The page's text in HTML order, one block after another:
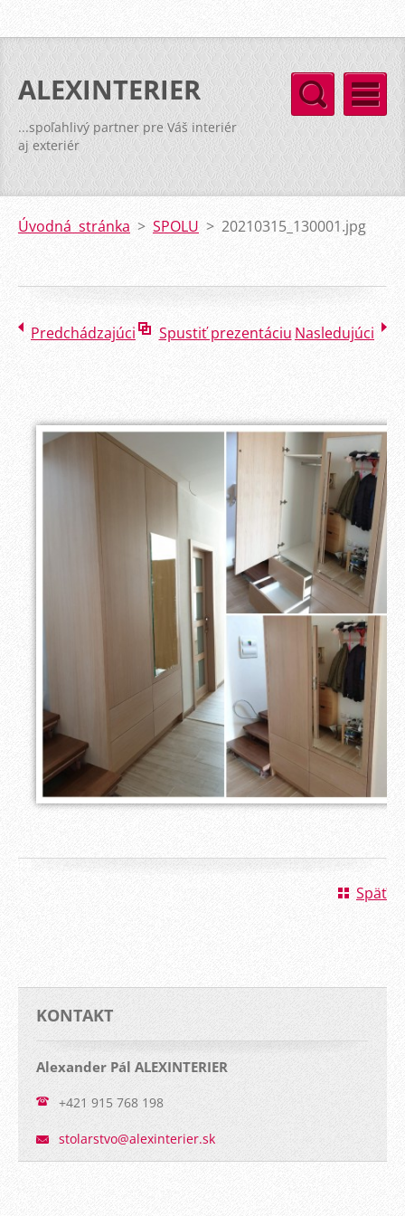
ALEXINTERIER
...spoľahlivý partner pre Váš interiér
aj exteriér
Úvodná stránka > SPOLU > 20210315_130001.jpg
Predchádzajúci Spustiť prezentáciu Nasledujúci
Späť
KONTAKT
Alexander Pál ALEXINTERIER
+421 915 768 198
stolarstvo@alexinterier.sk